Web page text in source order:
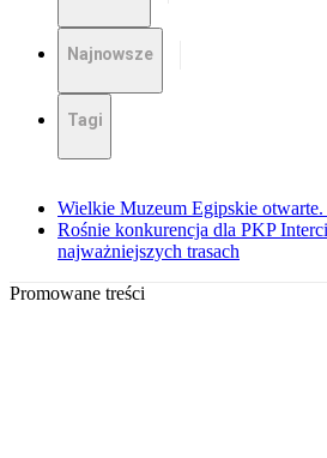
Najnowsze
Tagi
Wielkie Muzeum Egipskie otwarte.
Rośnie konkurencja dla PKP
najważniejszych trasach
Promowane treści